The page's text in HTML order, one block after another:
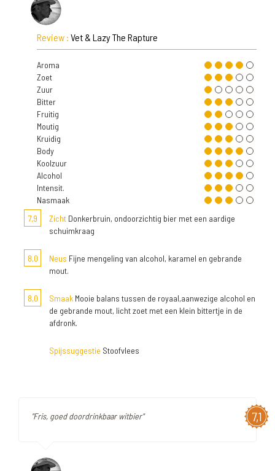
Review : Vet & Lazy The Rapture
Aroma
Zoet
Zuur
Bitter
Fruitig
Moutig
Kruidig
Body
Koolzuur
Alcohol
Intensit.
Nasmaak
7,9
Zicht Donkerbruin, ondoorzichtig bier met een aardige
schuimkraag
8,0 Neus Fijne mengeling van alcohol, karamel en gebrande
mout.
8,0 Smaak Mooie balans tussen de royaal,aanwezige alcohol en
de gebrande mout, licht zoet met een klein bittertje in de
afdronk.
Spijssuggestie Stoofvlees
7,1
"Fris, goed doordrinkbaar witbier"